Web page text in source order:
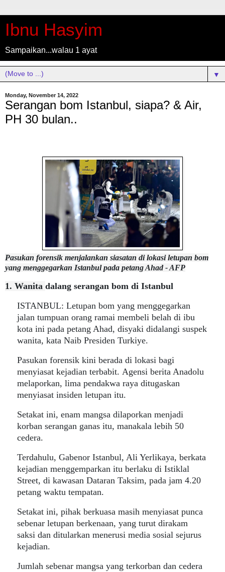
Ibnu Hasyim
Sampaikan...walau 1 ayat
▼
Monday, November 14, 2022
Serangan bom Istanbul, siapa? & Air,
PH 30 bulan..
Pasukan forensik menjalankan siasatan di lokasi letupan bom
yang menggegarkan Istanbul pada petang Ahad - AFP
1. Wanita dalang serangan bom di Istanbul
ISTANBUL: Letupan bom yang menggegarkan
jalan tumpuan orang ramai membeli belah di ibu
kota ini pada petang Ahad, disyaki didalangi suspek
wanita, kata Naib Presiden Turkiye.
Pasukan forensik kini berada di lokasi bagi
menyiasat kejadian terbabit. Agensi berita Anadolu
melaporkan, lima pendakwa raya ditugaskan
menyiasat insiden letupan itu.
Setakat ini, enam mangsa dilaporkan menjadi
korban serangan ganas itu, manakala lebih 50
cedera.
Terdahulu, Gabenor Istanbul, Ali Yerlikaya, berkata
kejadian menggemparkan itu berlaku di Istiklal
Street, di kawasan Dataran Taksim, pada jam 4.20
petang waktu tempatan.
Setakat ini, pihak berkuasa masih menyiasat punca
sebenar letupan berkenaan, yang turut dirakam
saksi dan ditularkan menerusi media sosial sejurus
kejadian.
Jumlah sebenar mangsa yang terkorban dan cedera